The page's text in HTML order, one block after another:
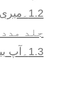
1.2۔میری امّی
جلد
1.3۔آپ بیتی